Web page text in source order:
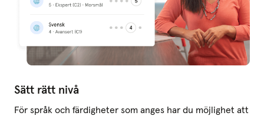
Sätt rätt nivå
För språk och färdigheter som anges har du möjlighet att